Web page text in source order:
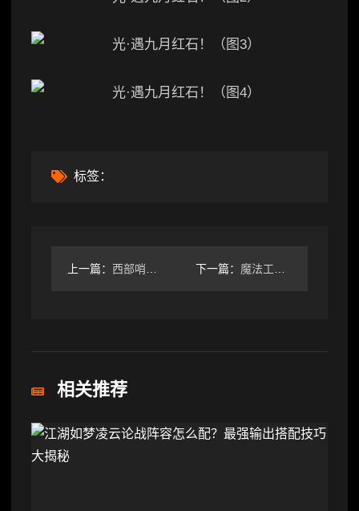
标签：
上一篇： 西部哨所隐藏任务怎么完成？酸雨防护服获取攻略 下一篇： 魔法工艺法杖全解析：遗迹之森①深度图鉴
相关推荐